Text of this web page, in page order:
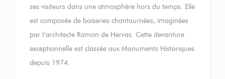
ses visiteurs dans une atmosphère hors du temps. Elle
est composée de boiseries chantournées, imaginées
par l’architecte Ramon de Hervas. Cette devanture
exceptionnelle est classée aux Monuments Historiques
depuis 1974.